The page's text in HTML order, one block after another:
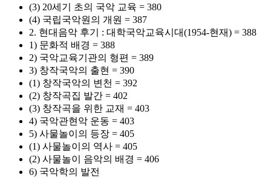
(3) 20세기 초의 국악 교육 = 380
(4) 국립국악원의 개원 = 387
2. 현대음악 후기 : 대학국악교육시대(1954-현재) = 388
1) 문화적 배경 = 388
2) 국악교육기관의 형편 = 389
3) 창작국악의 출현 = 390
(1) 창작국악의 변천 = 392
(2) 창작곡집 발간 = 402
(3) 창작곡을 위한 교재 = 403
4) 국악관현악 운동 = 403
5) 사물놀이의 등장 = 405
(1) 사물놀이의 역사 = 405
(2) 사물놀이 음악의 배경 = 406
6) 국악학의 발전